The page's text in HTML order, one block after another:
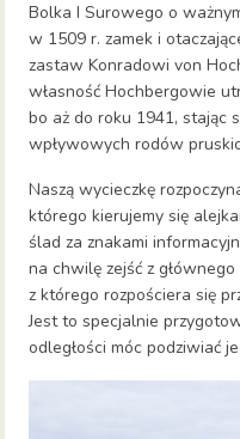
Bolka I Surowego o
w 1509 r. zamek i
zastaw Konradowi von
własność Hochbergowie
bo aż do roku 1941, stając
wpływowych rodów
Naszą wycieczkę
którego kierujemy się
ślad za znakami
na chwilę zejść z
z którego rozpościera się
Jest to specjalnie
odległości móc podziwiać